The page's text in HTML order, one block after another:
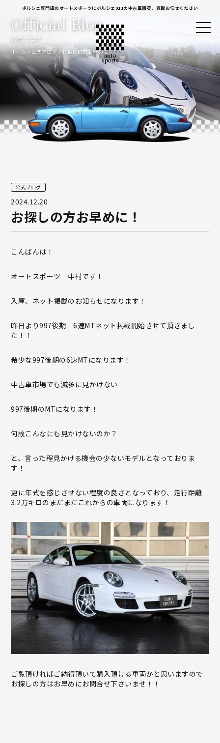
ポルシェ専門店のオートスポーツにポルシェ911の中古車販売、買取お任せください
公式ブログ
Official Blog
ホーム 公式ブログ お探しの方お早めに！
公式ブログ
2024.12.20
お探しの方お早めに！
こんばんは！
オートスポーツ 中村です！
入庫、ネット掲載のお知らせになります！
昨日より997後期 6速MTネット掲載開始させて頂きまし
た！！
希少な997後期の6速MTになります！
中古車市場でも滅多に見かけない
997後期のMTになります！
何故こんなにも見かけないのか？
と、言った程見かける機会の少ないモデルとなっておりま
す！
更に年式を感じさせない程度の良さとなっており、走行距離
3.2万キロのまだまだこれからの車両になります！
ご覧頂ければご納得頂いて購入頂ける車両かと思いますので
お探しの方はお早めにお問合せ下さいませ！！